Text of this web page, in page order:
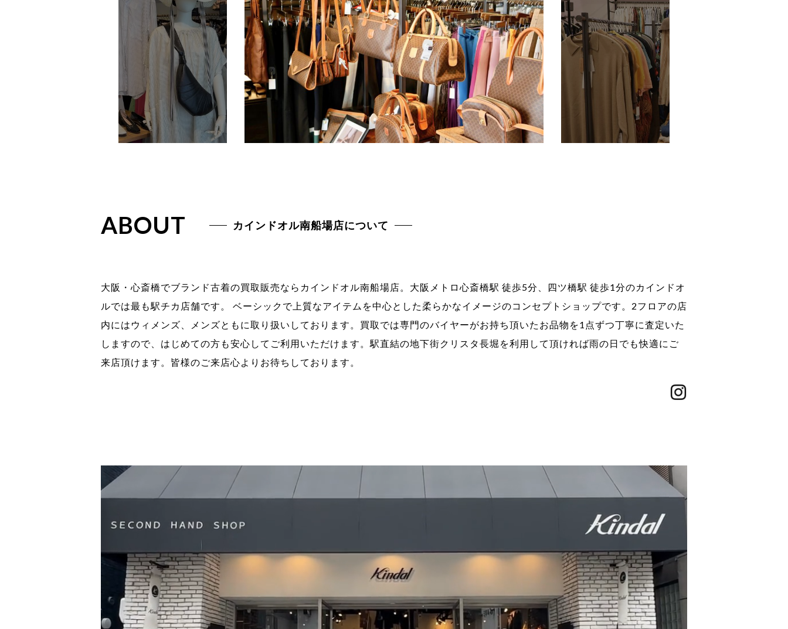
ABOUT カインドオル南船場店について
大阪・心斎橋でブランド古着の買取販売ならカインドオル南船場店。大阪メトロ心斎橋駅 徒歩5分、四ツ橋駅 徒歩1分のカインドオ
ルでは最も駅チカ店舗です。 ベーシックで上質なアイテムを中心とした柔らかなイメージのコンセプトショップです。2フロアの店
内にはウィメンズ、メンズともに取り扱いしております。買取では専門のバイヤーがお持ち頂いたお品物を1点ずつ丁寧に査定いた
しますので、はじめての方も安心してご利用いただけます。駅直結の地下街クリスタ長堀を利用して頂ければ雨の日でも快適にご
来店頂けます。皆様のご来店心よりお待ちしております。